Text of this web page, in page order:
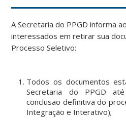
A Secretaria do PPGD informa
interessados em retirar sua
Processo Seletivo:
Todos os documentos
Secretaria do PPGD
conclusão definitiva do
Integração e Interativo);